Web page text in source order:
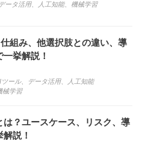
データ活用、 人工知能、 機械学習
組み、他選択肢との違い、導
挙解説！
ツール、 データ活用、
人工知能
械学習
は？ユースケース、リスク、導
説！